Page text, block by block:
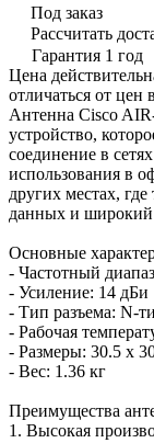
Под заказ
Рассчитать
Гарантия 1 год
Цена
отличаться от цен
Антенна Cisco
устройство,
соединение в
использования в
других местах, где
данных и широкий
Основные
- Частотный
- Усиление: 14 дБи
- Тип разъема: N-
- Рабочая
- Размеры: 30.5 x
- Вес: 1.36 кг
Преимущества
1. Высокая